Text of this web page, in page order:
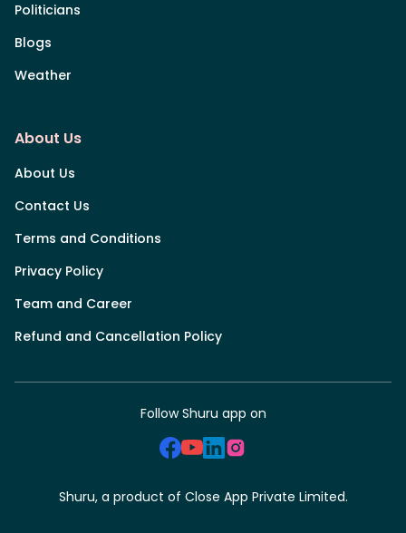
Politicians
Blogs
Weather
About Us
About Us
Contact Us
Terms and Conditions
Privacy Policy
Team and Career
Refund and Cancellation Policy
Follow Shuru app on
Shuru, a product of Close App Private Limited.